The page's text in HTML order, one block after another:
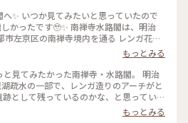
✨ いつか見てみたいと思っていたので
かったです🥹✨ 南禅寺水路閣は、明治
市左京区の南禅寺境内を通る レンガ花崗
橋。 琵琶湖疏水事業の一環として 田辺
。 レトロなアーチがとても雰囲気があ
は、上から見た写真です😊 帰りは水路横
に向かいました👣 #南禅寺水路閣 #京都
寺
もっとみる
と見てみたかった南禅寺・水路閣。 明治
疏水の一部で、レンガ造りのアーチがと
として残っているのかな、と思っていた
ることが出来て、琵琶湖の水が京都に流
を歩くことも出来ます。けっこう感動で
もっとみる